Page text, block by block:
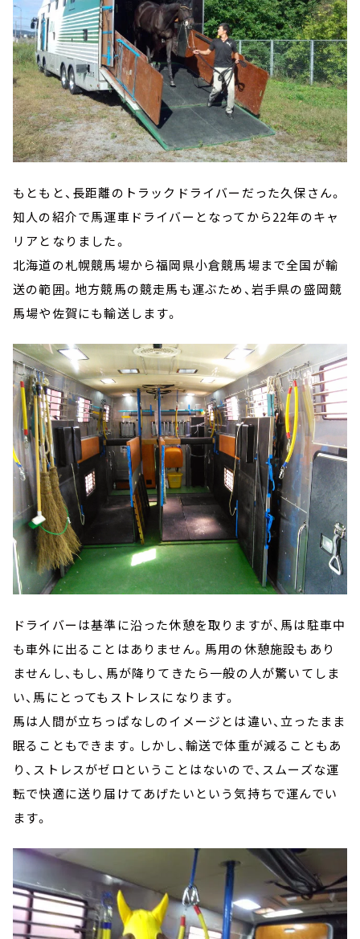
もともと、長距離のトラックドライバーだった久保さん。
知人の紹介で馬運車ドライバーとなってから22年のキャ
リアとなりました。
北海道の札幌競馬場から福岡県小倉競馬場まで全国が輸
送の範囲。地方競馬の競走馬も運ぶため、岩手県の盛岡競
馬場や佐賀にも輸送します。
ドライバーは基準に沿った休憩を取りますが、馬は駐車中
も車外に出ることはありません。馬用の休憩施設もあり
ませんし、もし、馬が降りてきたら一般の人が驚いてしま
い、馬にとってもストレスになります。
馬は人間が立ちっぱなしのイメージとは違い、立ったまま
眠ることもできます。しかし、輸送で体重が減ることもあ
り、ストレスがゼロということはないので、スムーズな運
転で快適に送り届けてあげたいという気持ちで運んでい
ます。